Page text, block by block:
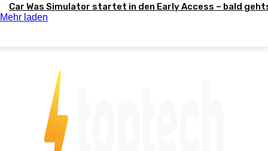
Car Was Simulator startet in den Early Access – bald
Mehr laden